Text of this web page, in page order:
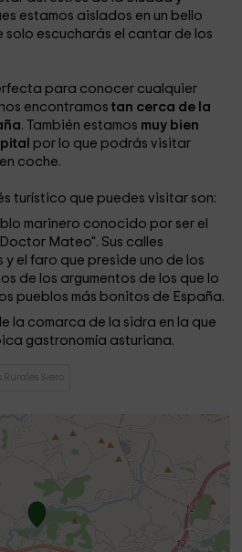
estamos aislados en un bello
solo escucharás el cantar de los
para conocer cualquier
encontramos tan cerca de la
. También estamos muy bien
por lo que podrás visitar
coche.
turístico que puedes visitar son:
marinero conocido por ser el
Mateo". Sus calles
y el faro que preside uno de los
de los argumentos de los que lo
pueblos más bonitos de España.
la comarca de la sidra en la que
gastronomía asturiana.
Rurales Siero